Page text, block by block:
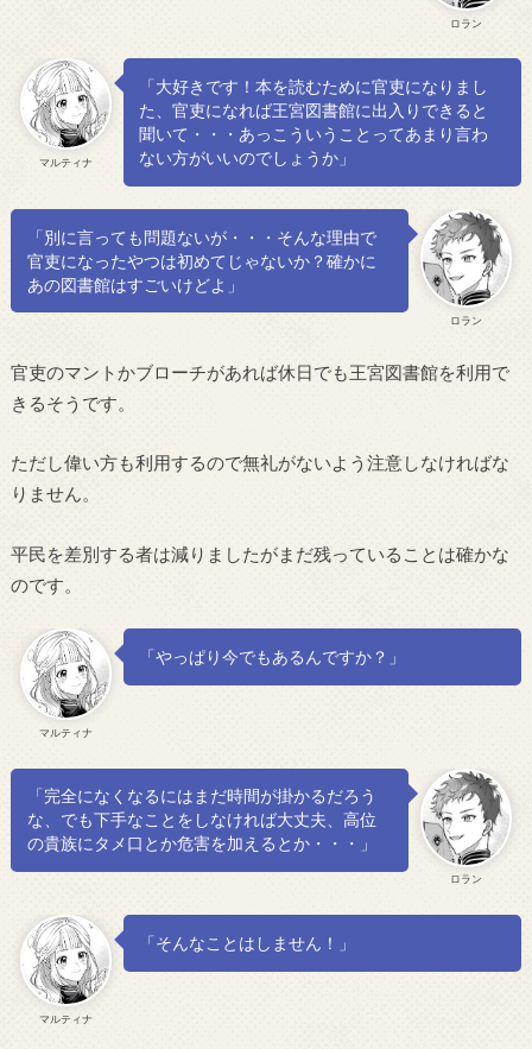
ロラン
マルティナ
「大好きです！本を読むために官吏になりまし
た、官吏になれば王宮図書館に出入りできると
聞いて・・・あっこういうことってあまり言わ
ない方がいいのでしょうか」
ロラン
「別に言っても問題ないが・・・そんな理由で
官吏になったやつは初めてじゃないか？確かに
あの図書館はすごいけどよ」
官吏のマントかブローチがあれば休日でも王宮図書館を利用で
きるそうです。
ただし偉い方も利用するので無礼がないよう注意しなければな
りません。
平民を差別する者は減りましたがまだ残っていることは確かな
のです。
マルティナ
「やっぱり今でもあるんですか？」
ロラン
「完全になくなるにはまだ時間が掛かるだろう
な、でも下手なことをしなければ大丈夫、高位
の貴族にタメ口とか危害を加えるとか・・・」
マルティナ
「そんなことはしません！」